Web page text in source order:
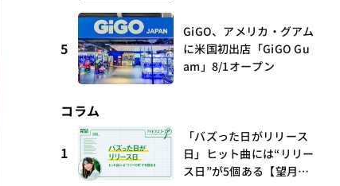
5
GiGO、アメリカ・グアム
に米国初出店「GiGO Gu
am」8/1オープン
コラム
1
「バズった日がリリース
日」ヒット曲には“リリー
ス日”が5個ある【望月優